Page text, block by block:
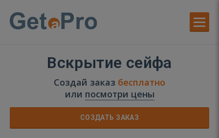
Вскрытие сейфа
Создай заказ бесплатно
или посмотри цены
СОЗДАТЬ ЗАКАЗ